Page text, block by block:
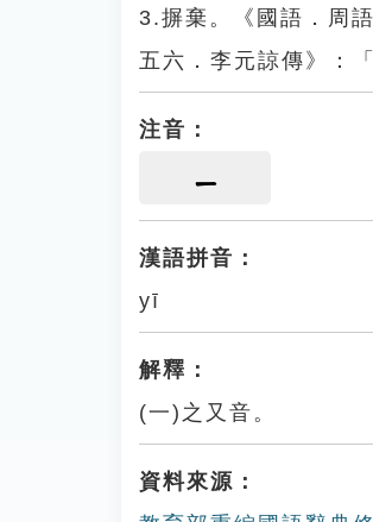
3.摒棄。《國語．周
五六．李元諒傳》：
注音：
ㄧ
漢語拼音：
yī
解釋：
(一)之又音。
資料來源：